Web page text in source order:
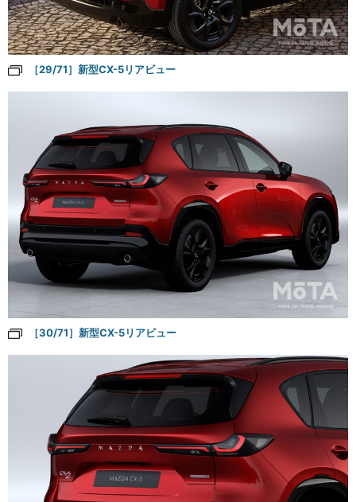
［29/71］新型CX-5リアビュー
［30/71］新型CX-5リアビュー